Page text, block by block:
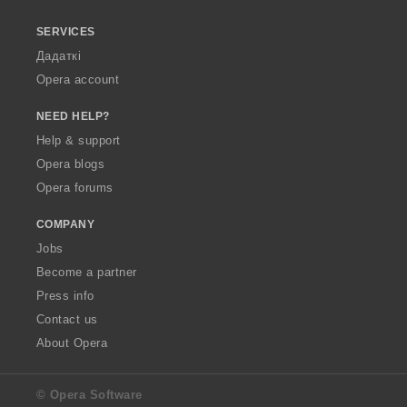
SERVICES
Дадаткі
Opera account
NEED HELP?
Help & support
Opera blogs
Opera forums
COMPANY
Jobs
Become a partner
Press info
Contact us
About Opera
© Opera Software